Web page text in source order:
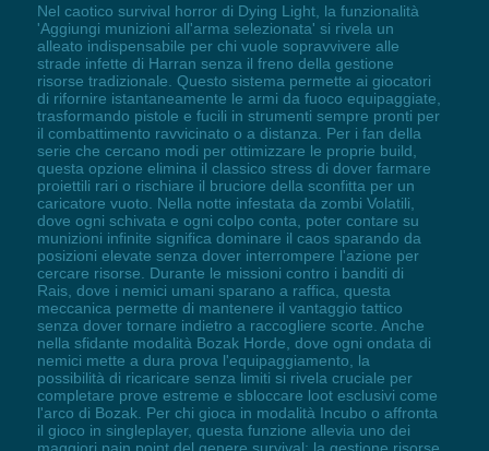
Nel caotico survival horror di Dying Light, la funzionalità
'Aggiungi munizioni all'arma selezionata' si rivela un
alleato indispensabile per chi vuole sopravvivere alle
strade infette di Harran senza il freno della gestione
risorse tradizionale. Questo sistema permette ai giocatori
di rifornire istantaneamente le armi da fuoco equipaggiate,
trasformando pistole e fucili in strumenti sempre pronti per
il combattimento ravvicinato o a distanza. Per i fan della
serie che cercano modi per ottimizzare le proprie build,
questa opzione elimina il classico stress di dover farmare
proiettili rari o rischiare il bruciore della sconfitta per un
caricatore vuoto. Nella notte infestata da zombi Volatili,
dove ogni schivata e ogni colpo conta, poter contare su
munizioni infinite significa dominare il caos sparando da
posizioni elevate senza dover interrompere l'azione per
cercare risorse. Durante le missioni contro i banditi di
Rais, dove i nemici umani sparano a raffica, questa
meccanica permette di mantenere il vantaggio tattico
senza dover tornare indietro a raccogliere scorte. Anche
nella sfidante modalità Bozak Horde, dove ogni ondata di
nemici mette a dura prova l'equipaggiamento, la
possibilità di ricaricare senza limiti si rivela cruciale per
completare prove estreme e sbloccare loot esclusivi come
l'arco di Bozak. Per chi gioca in modalità Incubo o affronta
il gioco in singleplayer, questa funzione allevia uno dei